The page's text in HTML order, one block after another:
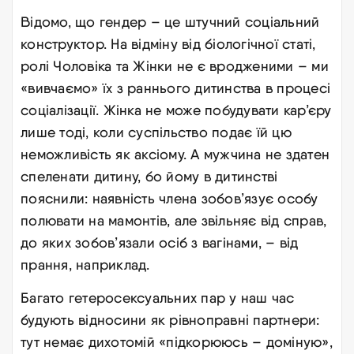
Відомо, що гендер – це штучний соціальний
конструктор. На відміну від біологічної статі,
ролі Чоловіка та Жінки не є вродженими – ми
«вивчаємо» їх з раннього дитинства в процесі
соціалізації. Жінка не може побудувати кар’єру
лише тоді, коли суспільство подає їй цю
неможливість як аксіому. А мужчина не здатен
спеленати дитину, бо йому в дитинстві
пояснили: наявність члена зобов’язує особу
полювати на мамонтів, але звільняє від справ,
до яких зобов’язали осіб з вагінами, – від
прання, наприклад.
Багато гетеросексуальних пар у наш час
будують відносини як рівноправні партнери:
тут немає дихотомій «підкорююсь – доміную»,